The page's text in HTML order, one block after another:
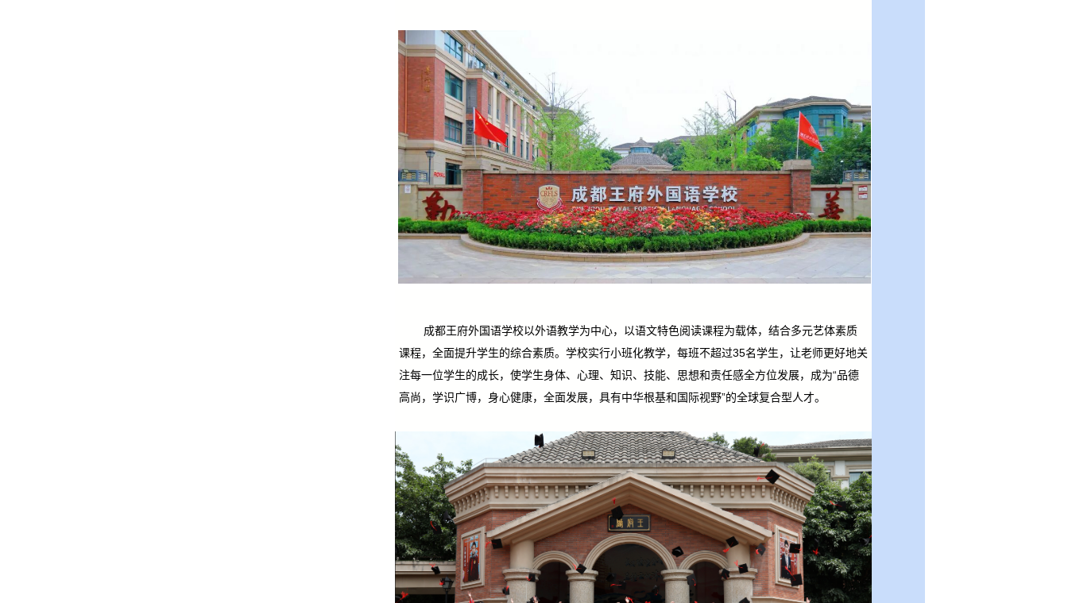
成都王府外国语学校以外语教学为中心，以语文特色阅读课程为载体，结合多元艺体素质
课程，全面提升学生的综合素质。学校实行小班化教学，每班不超过35名学生，让老师更好地关
注每一位学生的成长，使学生身体、心理、知识、技能、思想和责任感全方位发展，成为“品德
高尚，学识广博，身心健康，全面发展，具有中华根基和国际视野”的全球复合型人才。